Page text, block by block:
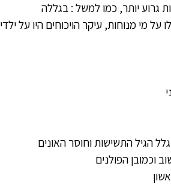
גרוע יותר, כמו למשל : בגללה
מי מנוחות, עיקר הויכוחים היו על
הגיל התשישות וחוסר האונים
וכמובן הפולנים